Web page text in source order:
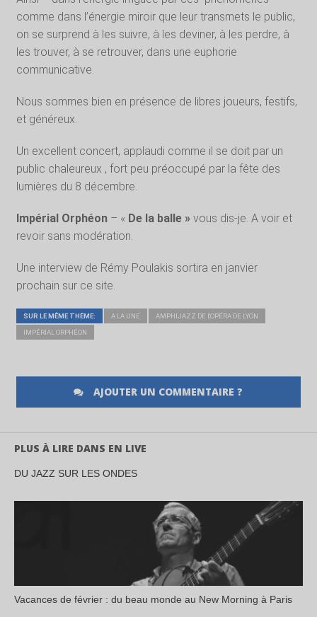
comme dans l’énergie miroir que leur transmets le public,
on se surprend à les suivre, à les deviner, à les perdre, à
les trouver, à se retrouver, dans une euphorie
communicative.
Nous sommes bien en présence de libres joueurs, festifs,
et généreux.
Un excellent concert, applaudi comme il se doit par un
public chaleureux , fort peu préoccupé par la fête des
lumières du 8 décembre.
Impérial Orphéon– « De la balle »vous dis-je. A voir et
revoir sans modération.
Une interview de Rémy Poulakis sortira en janvier
prochain sur ce site.
SUR LE MÊME THÈME: A LA UNE AMPHIJAZZ DE L'OPÉRA DE LYON
IMPÉRIAL ORPHÉON
AJOUTER UN COMMENTAIRE ?
PLUS À LIRE DANS EN LIVE
DU JAZZ SUR LES ONDES
Vacances de février : du beau monde au New Morning à Paris